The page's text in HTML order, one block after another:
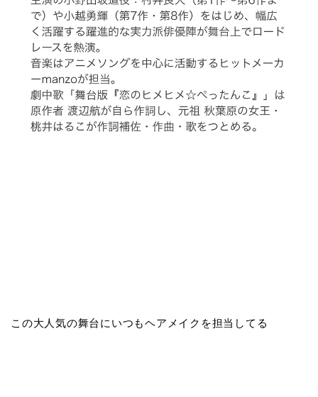
この大人気の舞台にいつもヘアメイクを担当してる